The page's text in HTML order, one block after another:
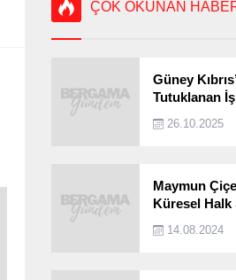
ÇOK OKUNAN
Güney
Tutuklanan İş
26.10.2025
Maymun
Küresel Halk
Edildi
14.08.2024